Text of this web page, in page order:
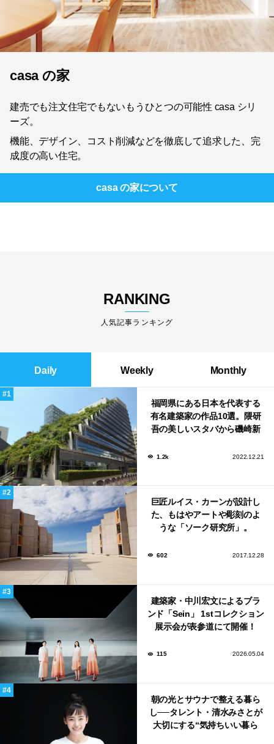
casa の家
建売でも注文住宅でもないもうひとつの可能性 casa シリ
ーズ。
機能、デザイン、コスト削減などを徹底して追求した、完
成度の高い住宅。
casa の家について
RANKING
人気記事ランキング
Daily Weekly Monthly
福岡県にある日本を代表する
有名建築家の作品10選。隈研
吾の美しいスタバから磯崎新
1.2k 2022.12.21
巨匠ルイス・カーンが設計し
た、もはやアートや彫刻のよ
うな「ソーク研究所」。
602 2017.12.28
建築家・中川宏文によるブラ
ンド「Sein」 1stコレクション
展示会が表参道にて開催！
115 2026.05.04
朝の光とサウナで整える暮ら
し──タレント・清水みさとが
大切にする“気持ちいい暮ら